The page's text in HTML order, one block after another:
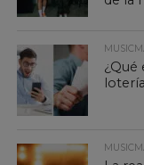
¿Qué